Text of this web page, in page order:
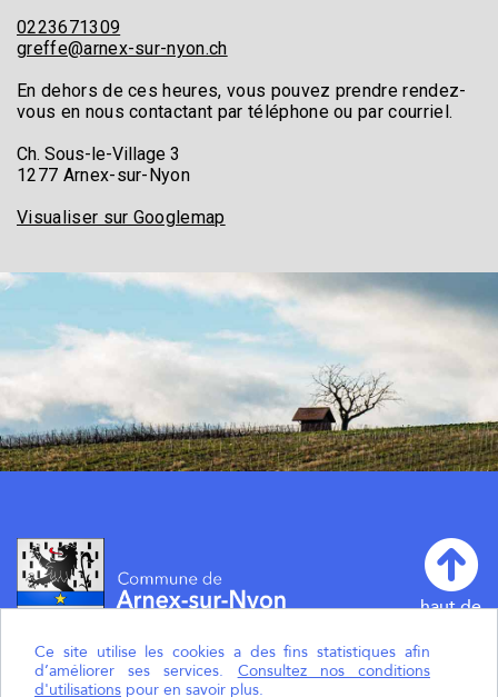
0223671309
greffe@arnex-sur-nyon.ch
En dehors de ces heures, vous pouvez prendre rendez-
vous en nous contactant par téléphone ou par courriel.
Ch. Sous-le-Village 3
1277 Arnex-sur-Nyon
Visualiser sur Googlemap
haut de
Ce site utilise les cookies a des fins statistiques afin
d’améliorer ses services. Consultez nos conditions
d'utilisations pour en savoir plus.